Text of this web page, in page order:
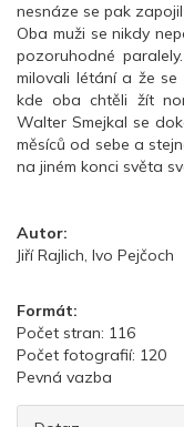
nesnáze se pak
Oba muži se nikdy
pozoruhodné
milovali létání a že
kde oba chtěli žít
Walter Smejkal se
měsíců od sebe a
na jiném konci světa
Autor:
Jiří Rajlich, Ivo Pejčoch
Formát:
Počet stran: 116
Počet fotografií: 120
Pevná vazba